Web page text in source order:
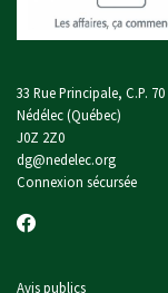
33 Rue Principale, C.P. 70
Nédélec (Québec)
J0Z 2Z0
dg@nedelec.org
Connexion sécursée
Avis publics